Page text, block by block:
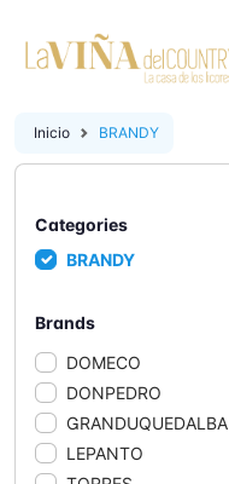
Inicio BRANDY
Categories
BRANDY
Brands
DOMECO
DONPEDRO
GRANDUQUEDALBA
LEPANTO